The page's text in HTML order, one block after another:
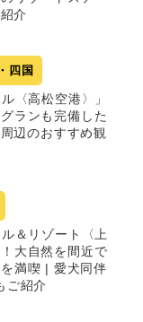
介
四国
〈高松空港〉」
ランも完備した
辺のおすすめ観
＆リゾート〈上
大自然を間近で
満喫 | 愛犬同伴
ご紹介